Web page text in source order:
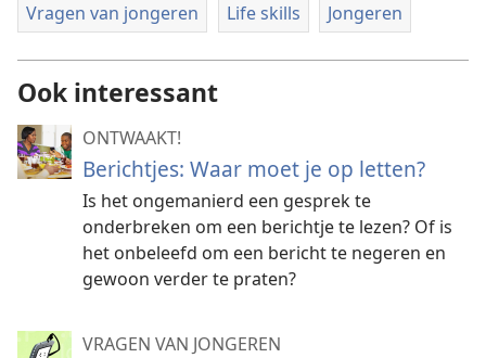
Vragen van jongeren Life skills Jongeren
Ook interessant
ONTWAAKT!
Berichtjes: Waar moet je op letten?
Is het ongemanierd een gesprek te
onderbreken om een berichtje te lezen? Of is
het onbeleefd om een bericht te negeren en
gewoon verder te praten?
VRAGEN VAN JONGEREN